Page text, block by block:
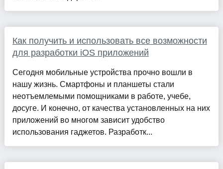
Как получить и использовать все возможности
для разработки iOS приложений
Сегодня мобильные устройства прочно вошли в
нашу жизнь. Смартфоны и планшеты стали
неотъемлемыми помощниками в работе, учебе,
досуге. И конечно, от качества установленных на них
приложений во многом зависит удобство
использования гаджетов. Разработк...